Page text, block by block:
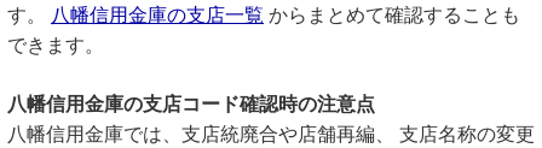
す。
八幡信用金庫の支店一覧 からまとめて確認することも
できます。
八幡信用金庫の支店コード確認時の注意点
八幡信用金庫では、支店統廃合や店舗再編、 支店名称の変更